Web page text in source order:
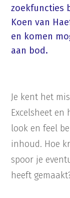
zoekfuncties
Koen van
en komen
aan bod.
Je kent het
Excelsheet en
look en feel
inhoud. Hoe
spoor je
heeft